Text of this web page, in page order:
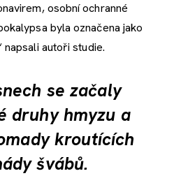
osobní ochranné
byla označena jako
autoři studie.
se začaly
druhy hmyzu a
kroutících
švábů.